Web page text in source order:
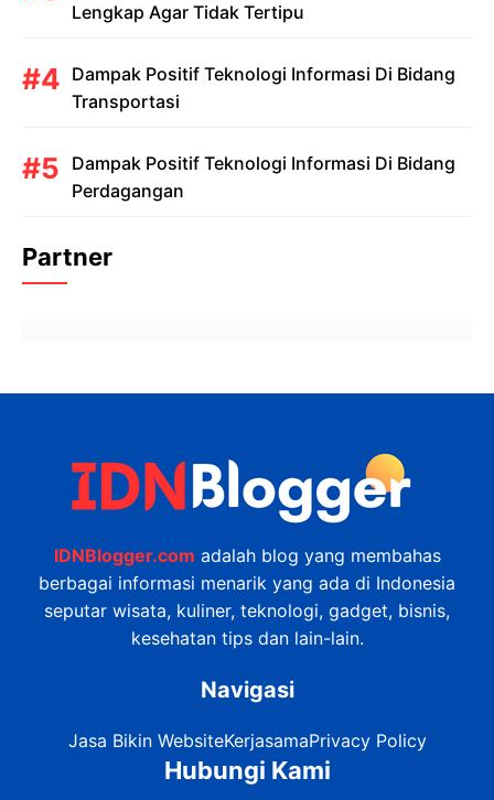
Lengkap Agar Tidak Tertipu
Dampak Positif Teknologi Informasi Di Bidang
Transportasi
Dampak Positif Teknologi Informasi Di Bidang
Perdagangan
Partner
IDNBlogger.com adalah blog yang membahas
berbagai informasi menarik yang ada di Indonesia
seputar wisata, kuliner, teknologi, gadget, bisnis,
kesehatan tips dan lain-lain.
Navigasi
Jasa Bikin WebsiteKerjasamaPrivacy Policy
Hubungi Kami